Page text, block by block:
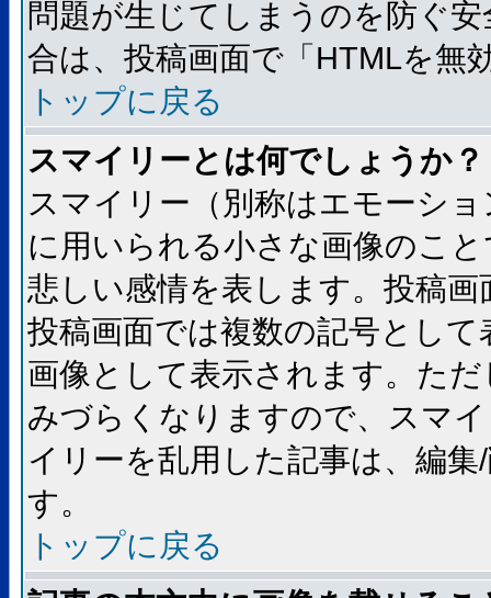
問題が生じてしまうのを防ぐ
合は、投稿画面で「HTMLを無
トップに戻る
スマイリーとは何でしょうか？
スマイリー（別称はエモーシ
に用いられる小さな画像のこ
悲しい感情を表します。投稿
投稿画面では複数の記号とし
画像として表示されます。た
みづらくなりますので、スマ
イリーを乱用した記事は、編
す。
トップに戻る